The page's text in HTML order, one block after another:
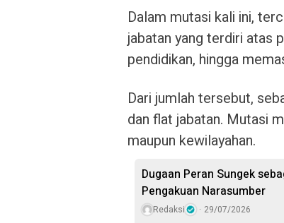
Dalam mutasi kali ini,
jabatan yang terdiri atas
pendidikan, hingga
Dari jumlah tersebut,
dan flat jabatan. Mutasi
maupun kewilayahan.
Dugaan Peran Sungek
Pengakuan Narasumber
Redaksi 29/07/2026